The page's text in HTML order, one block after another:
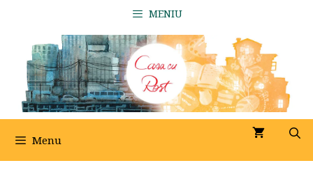
conținut
MENIU
Menu